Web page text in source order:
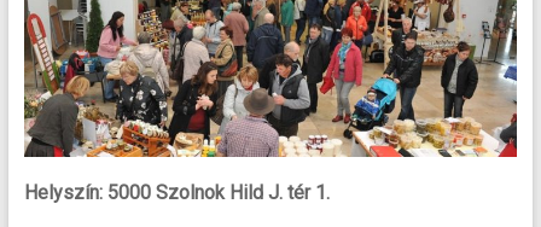
Helyszín: 5000 Szolnok Hild J. tér 1.